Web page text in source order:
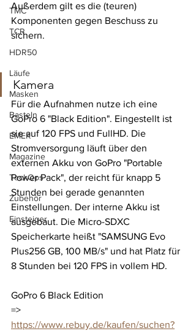
TMC
TCR
HDR50
Läufe
Masken
Basteln
EMEK
Magazine
TeckOps
Zubehör
Einsteiger
Außerdem gilt es die (teuren)
Komponenten gegen Beschuss zu
sichern.
Kamera
Für die Aufnahmen nutze ich eine
GoPro 6 "Black Edition". Eingestellt ist
sie auf 120 FPS und FullHD. Die
Stromversorgung läuft über den
externen Akku von GoPro "Portable
Power Pack", der reicht für knapp 5
Stunden bei gerade genannten
Einstellungen. Der interne Akku ist
ausgebaut. Die Micro-SDXC
Speicherkarte heißt "SAMSUNG Evo
Plus256 GB, 100 MB/s" und hat Platz für
8 Stunden bei 120 FPS in vollem HD.
GoPro 6 Black Edition
=>
https://www.rebuy.de/kaufen/suchen?